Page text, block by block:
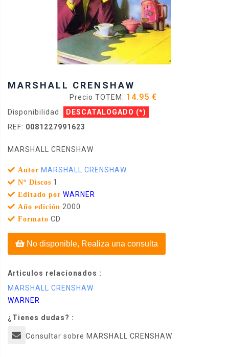
MARSHALL CRENSHAW
Precio TOTEM: 14.95 €
Disponibilidad: DESCATALOGADO (*)
REF: 0081227991623
MARSHALL CRENSHAW
Autor MARSHALL CRENSHAW
Nº Discos 1
Editado por WARNER
Año edición 2000
Formato CD
No disponible, Realiza una consulta
Articulos relacionados :
MARSHALL CRENSHAW
WARNER
¿Tienes dudas? :
Consultar sobre MARSHALL CRENSHAW